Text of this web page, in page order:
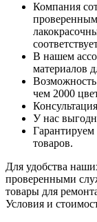
Компания
В нашем
материалов
Возможность
чем 2000
У нас
Гарантируем
товаров.
Для удобства
проверенными
товары для
Условия и